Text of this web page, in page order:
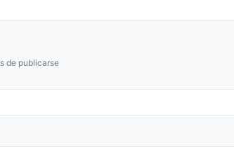
de publicarse